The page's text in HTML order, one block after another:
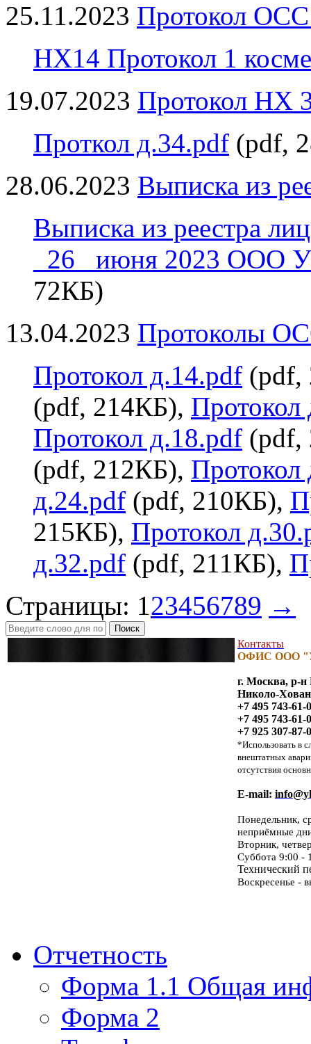
25.11.2023 Протокол
НХ14 Протокол 1
19.07.2023 Протокол НХ
Проткол д.34.pdf (pdf,
28.06.2023 Выписка из
Выписка из реестра
_26_ июня 2023
72КБ)
13.04.2023 Протоколы
Протокол д.14.pdf
(pdf, 214КБ), Протокол
Протокол д.18.pdf
(pdf, 212КБ), Протокол
д.24.pdf (pdf, 210КБ),
215КБ), Протокол
д.32.pdf (pdf, 211КБ),
Страницы: 123456789 →
Поиск
Контакты
ОФИС ООО
г. Москва, р-
Николо-
+7 495 743-61-
+7 495 743-61-
+7 925 307-87-
*Использовать в
внештатных
отсутствия
E-mail:
Понедельник,
неприёмные
Вторник,
Суббота 9:00 -
Технический
Воскресенье -
Отчетность
Форма 1.1 Общая
Форма 2